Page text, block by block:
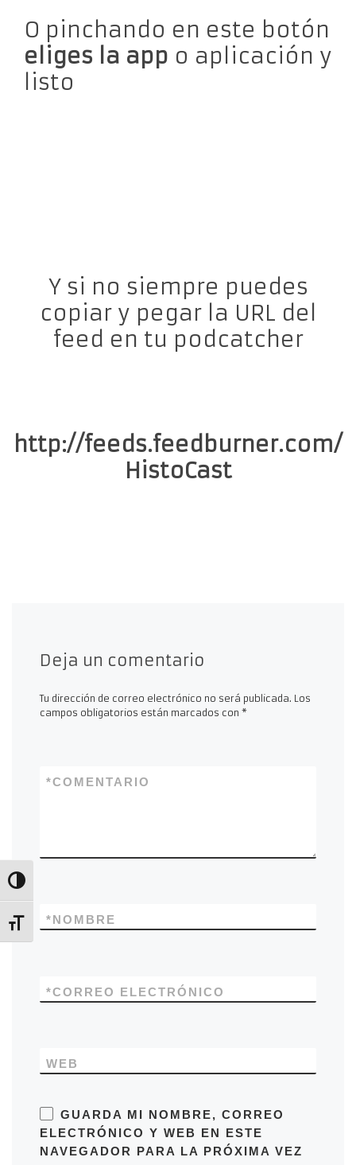
Alternar alto contraste
Alternar tamaño de letra
O pinchando en este botón
eliges la app o aplicación y
listo
Y si no siempre puedes
copiar y pegar la URL del
feed en tu podcatcher
http://feeds.feedburner.com/
HistoCast
Deja un comentario
Tu dirección de correo electrónico no será publicada. Los
campos obligatorios están marcados con *
COMENTARIO
*
NOMBRE
*
CORREO ELECTRÓNICO
*
WEB
GUARDA MI NOMBRE, CORREO
ELECTRÓNICO Y WEB EN ESTE
NAVEGADOR PARA LA PRÓXIMA VEZ